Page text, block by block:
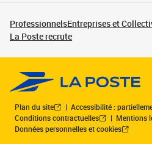
ProfessionnelsEntreprises et
La Poste recrute
Plan du site
Accessibilité :
Conditions contractuelles
Mentions
Données personnelles et cookies